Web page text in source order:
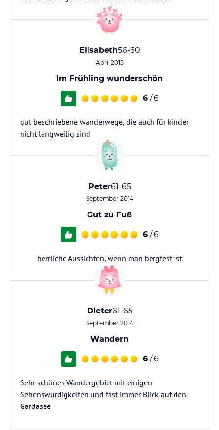
Elisabeth56-60
April 2015
Im Frühling wunderschön
6 / 6
gut beschriebene wanderwege, die auch für kinder
nicht langweilig sind
Peter61-65
September 2014
Gut zu Fuß
6 / 6
herrliche Aussichten, wenn man bergfest ist
Dieter61-65
September 2014
Wandern
6 / 6
Sehr schönes Wandergebiet mit einigen
Sehenswürdigkeiten und fast immer Blick auf den
Gardasee